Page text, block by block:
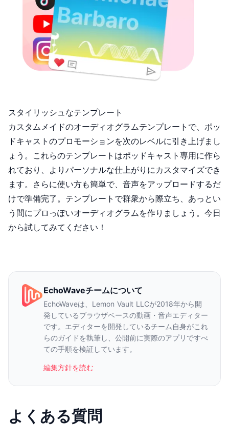
スタイリッシュなテンプレート
カスタムメイドのオーディオグラムテンプレートで、ポッ
ドキャストのプロモーションを次のレベルに引き上げまし
ょう。これらのテンプレートはポッドキャスト専用に作ら
れており、よりパーソナルな仕上がりにカスタマイズでき
ます。さらに使い方も簡単で、音声をアップロードするだ
けで準備完了。テンプレートで群衆から際立ち、あっとい
う間にプロっぽいオーディオグラムを作りましょう。今日
から試してみてください！
EchoWaveチームについて
EchoWaveは、Lemon Vault LLCが2018年から開
発しているブラウザベースの動画・音声エディター
です。エディターを開発しているチーム自身がこれ
らのガイドを執筆し、公開前に実際のアプリですべ
ての手順を検証しています。
編集方針を読む
よくある質問